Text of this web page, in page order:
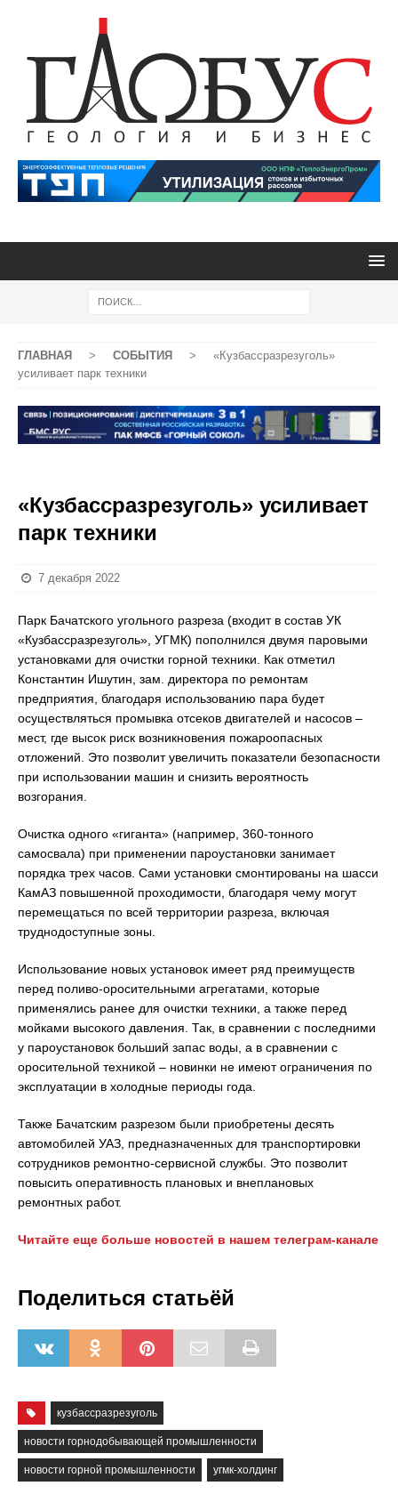
ГЛАВНАЯ > СОБЫТИЯ >
«Кузбассразрезуголь»
усиливает парк техники
«Кузбассразрезуголь» усиливает
парк техники
7 декабря 2022
Парк Бачатского угольного разреза (входит в состав УК
«Кузбассразрезуголь», УГМК) пополнился двумя паровыми
установками для очистки горной техники. Как отметил
Константин Ишутин, зам. директора по ремонтам
предприятия, благодаря использованию пара будет
осуществляться промывка отсеков двигателей и насосов –
мест, где высок риск возникновения пожароопасных
отложений. Это позволит увеличить показатели безопасности
при использовании машин и снизить вероятность
возгорания.
Очистка одного «гиганта» (например, 360-тонного
самосвала) при применении пароустановки занимает
порядка трех часов. Сами установки смонтированы на шасси
КамАЗ повышенной проходимости, благодаря чему могут
перемещаться по всей территории разреза, включая
труднодоступные зоны.
Использование новых установок имеет ряд преимуществ
перед поливо-оросительными агрегатами, которые
применялись ранее для очистки техники, а также перед
мойками высокого давления. Так, в сравнении с последними
у пароустановок больший запас воды, а в сравнении с
оросительной техникой – новинки не имеют ограничения по
эксплуатации в холодные периоды года.
Также Бачатским разрезом были приобретены десять
автомобилей УАЗ, предназначенных для транспортировки
сотрудников ремонтно-сервисной службы. Это позволит
повысить оперативность плановых и внеплановых
ремонтных работ.
Читайте еще больше новостей в нашем телеграм-канале
Поделиться статьёй
кузбассразрезуголь
новости горнодобывающей промышленности
новости горной промышленности угмк-холдинг